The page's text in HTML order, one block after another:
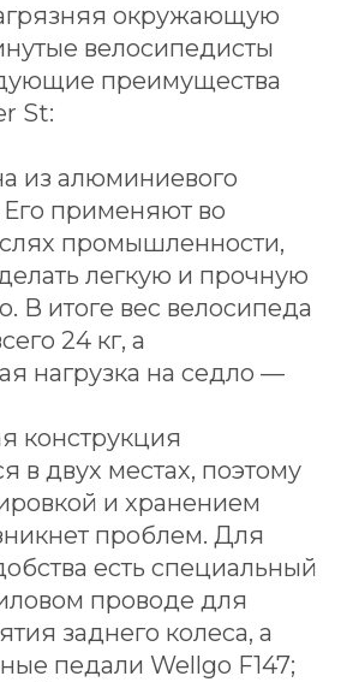
окружающую
велосипедисты
преимущества
St:
из алюминиевого
Его применяют во
промышленности,
легкую и прочную
В итоге вес велосипеда
24 кг, а
нагрузка на седло —
конструкция
в двух местах, поэтому
и хранением
проблем. Для
есть специальный
проводе для
заднего колеса, а
педали Wellgo F147;